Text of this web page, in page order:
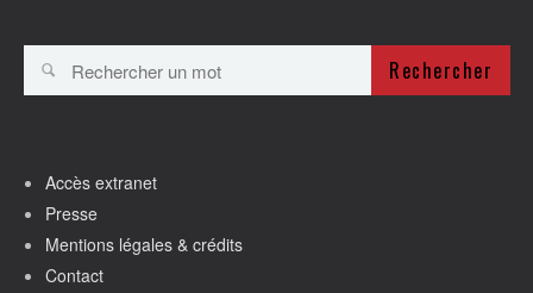
Rechercher
Accès extranet
Presse
Mentions légales & crédits
Contact